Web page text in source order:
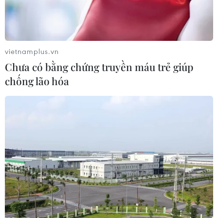
Thị trường ôtô được hưởng lợi gì từ việc
giảm lệ phí trước bạ?
05/11/2021 09:24
Việc giảm 50% mức thu lệ phí trước bạ đối với xe lắp
ráp trong nước sẽ đem lại nhiều lợi ích cho thị trường,
vietnamplus.vn
Chưa có bằng chứng truyền máu trẻ giúp
chống lão hóa